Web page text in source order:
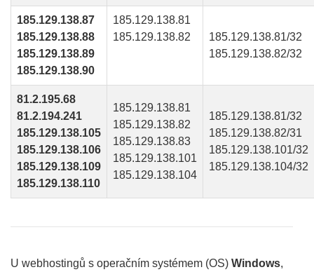
185.129.138.87
185.129.138.88
185.129.138.89
185.129.138.90
185.129.138.81
185.129.138.82
185.129.138.81/32
185.129.138.82/32
81.2.195.68
81.2.194.241
185.129.138.105
185.129.138.106
185.129.138.109
185.129.138.110
185.129.138.81
185.129.138.82
185.129.138.83
185.129.138.101
185.129.138.104
185.129.138.81/32
185.129.138.82/31
185.129.138.101/32
185.129.138.104/32
U webhostingů s operačním systémem (OS) Windows,